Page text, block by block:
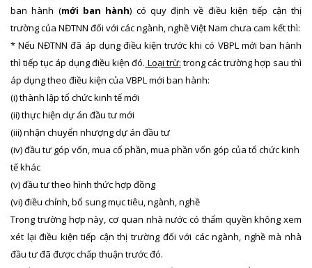
ban hành (mới ban hành) có quy định về điều kiện tiếp cận thị
trường của NĐTNN đối với các ngành, nghề Việt Nam chưa cam kết thì:
* Nếu NĐTNN đã áp dụng điều kiện trước khi có VBPL mới ban hành
thì tiếp tục áp dụng điều kiện đó. Loại trừ: trong các trường hợp sau thì
áp dụng theo điều kiện của VBPL mới ban hành:
(i) thành lập tổ chức kinh tế mới
(ii) thực hiện dự án đầu tư mới
(iii) nhận chuyển nhượng dự án đầu tư
(iv) đầu tư góp vốn, mua cổ phần, mua phần vốn góp của tổ chức kinh
tế khác
(v) đầu tư theo hình thức hợp đồng
(vi) điều chỉnh, bổ sung mục tiêu, ngành, nghề
Trong trường hợp này, cơ quan nhà nước có thẩm quyền không xem
xét lại điều kiện tiếp cận thị trường đối với các ngành, nghề mà nhà
đầu tư đã được chấp thuận trước đó.